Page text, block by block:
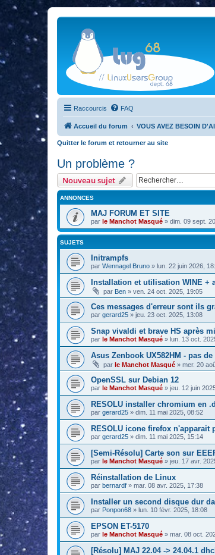
Raccourcis FAQ
Accueil du forum VOUS AVEZ BESOIN
Quitter le forum et retourner au site
Un problème ?
Nouveau sujet
ANNONCES
MAJ FORUM ET SITE
par le Manchot Masqué » dim. 09 sept.
SUJETS
Initrampfs
par Wennagel Bruno » lun. 22 juin 2026,
Installation et utilisation WINE +
par Ben » ven. 24 oct. 2025, 19:05
Ces messages d'erreur sont ils
par gerard25 » jeu. 23 oct. 2025, 13:08
Snap vivaldi et brave HS après
par le Manchot Masqué » lun. 13 oct.
Asus Zenbook UX582HM - pas
par le Manchot Masqué » mer. 20
OpenSSL sur Debian 12
par le Manchot Masqué » jeu. 12 juin
RESOLU installer chromium en
par gerard25 » dim. 11 mai 2025, 08:52
RESOLU icone firefox
par gerard25 » dim. 11 mai 2025, 15:14
[Semi-Résolu] Carte son sur
par le Manchot Masqué » jeu. 17 avr.
Réinstallation de Linux
par bernardf » mar. 08 avr. 2025, 17:38
Installer un second disque dur
par Ponpon68 » lun. 10 févr. 2025, 18:08
EPSON ET-5170
par le Manchot Masqué » mar. 08 oct.
[Résolu] MAJ 22.04 -> 24.04.1